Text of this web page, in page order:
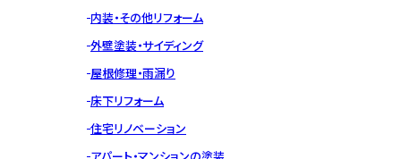
内装・その他リフォーム
外壁塗装・サイディング
屋根修理・雨漏り
床下リフォーム
住宅リノベーション